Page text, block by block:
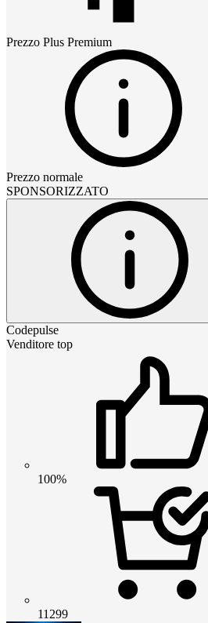
Prezzo Plus Premium
Prezzo normale
SPONSORIZZATO
Codepulse
Venditore top
100%
11299